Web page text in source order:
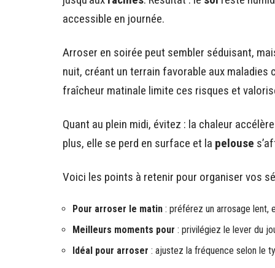
accessible en journée.
Arroser en soirée peut sembler séduisant,
nuit, créant un terrain favorable aux maladies
fraîcheur matinale limite ces risques et
Quant au plein midi, évitez : la chaleur accélère
plus, elle se perd en surface et la pelouse
Voici les points à retenir pour organiser vos
Pour arroser le matin : préférez un arrosage lent,
Meilleurs moments pour : privilégiez le lever du
Idéal pour arroser : ajustez la fréquence selon le